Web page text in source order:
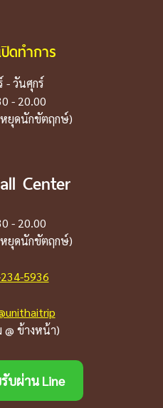
ดทำการ
- วันศุกร์
- 20.00
ยุดนักขัตฤกษ์)
Center
- 20.00
ยุดนักขัตฤกษ์)
5936
@ ข้างหน้า)
บผ่าน Line